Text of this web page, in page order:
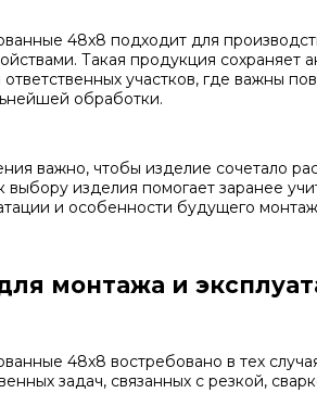
48x8 подходит для
Такая продукция
участков, где важны
обработки.
важно, чтобы изделие сочетало
выбору изделия помогает заранее
и особенности будущего
монтажа и
48x8 востребовано в тех
задач, связанных с резкой,